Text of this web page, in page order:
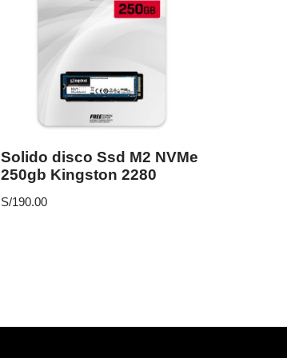
Solido disco Ssd M2 NVMe
250gb Kingston 2280
S/190.00